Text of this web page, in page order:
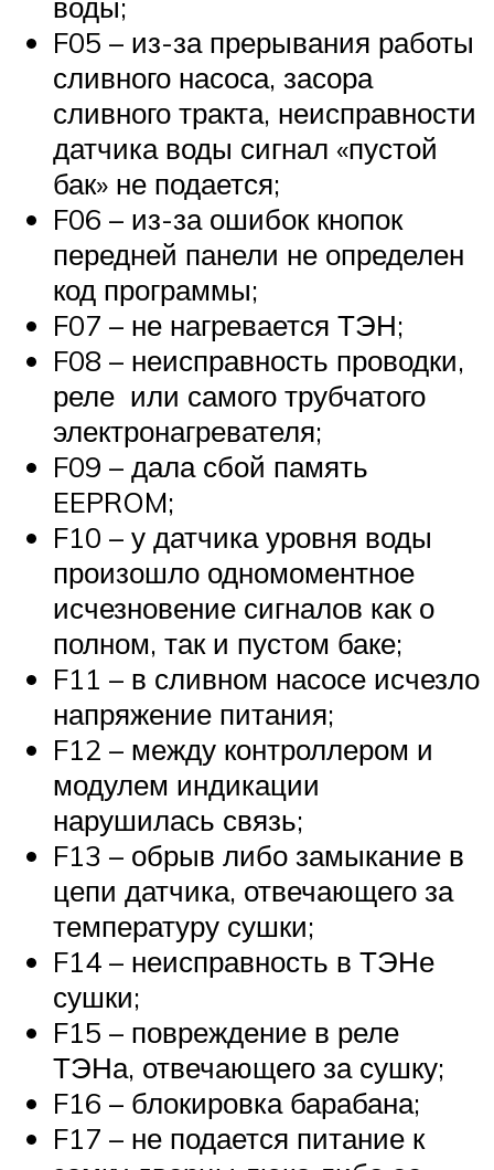
F05 – из-за прерывания работы
сливного насоса, засора
сливного тракта, неисправности
датчика воды сигнал «пустой
бак» не подается;
F06 – из-за ошибок кнопок
передней панели не определен
код программы;
F07 – не нагревается ТЭН;
F08 – неисправность проводки,
реле или самого трубчатого
электронагревателя;
F09 – дала сбой память
EEPROM;
F10 – у датчика уровня воды
произошло одномоментное
исчезновение сигналов как о
полном, так и пустом баке;
F11 – в сливном насосе исчезло
напряжение питания;
F12 – между контроллером и
модулем индикации
нарушилась связь;
F13 – обрыв либо замыкание в
цепи датчика, отвечающего за
температуру сушки;
F14 – неисправность в ТЭНе
сушки;
F15 – повреждение в реле
ТЭНа, отвечающего за сушку;
F16 – блокировка барабана;
F17 – не подается питание к